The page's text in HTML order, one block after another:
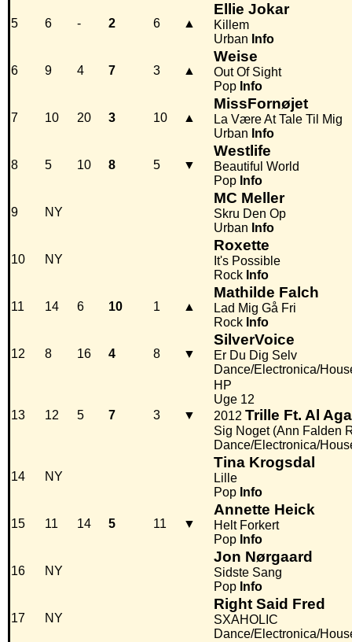
5 6 - 2 6 ▲
Ellie Jokar
Killem
Urban Info
6 9 4 7 3 ▲
Weise
Out Of Sight
Pop Info
7 10 20 3 10 ▲
MissFornøjet
La Være At Tale Til Mig
Urban Info
8 5 10 8 5 ▼
Westlife
Beautiful World
Pop Info
9 NY
MC Meller
Skru Den Op
Urban Info
10 NY
Roxette
It's Possible
Rock Info
11 14 6 10 1 ▲
Mathilde Falch
Lad Mig Gå Fri
Rock Info
12 8 16 4 8 ▼
SilverVoice
Er Du Dig Selv
Dance/Electronica/
13 12 5 7 3 ▼
HP
Uge 12
2012 Trille Ft. Al
Sig Noget (Ann Falden
Dance/Electronica/
14 NY
Tina Krogsdal
Lille
Pop Info
15 11 14 5 11 ▼
Annette Heick
Helt Forkert
Pop Info
16 NY
Jon Nørgaard
Sidste Sang
Pop Info
17 NY
Right Said Fred
SXAHOLIC
Dance/Electronica/